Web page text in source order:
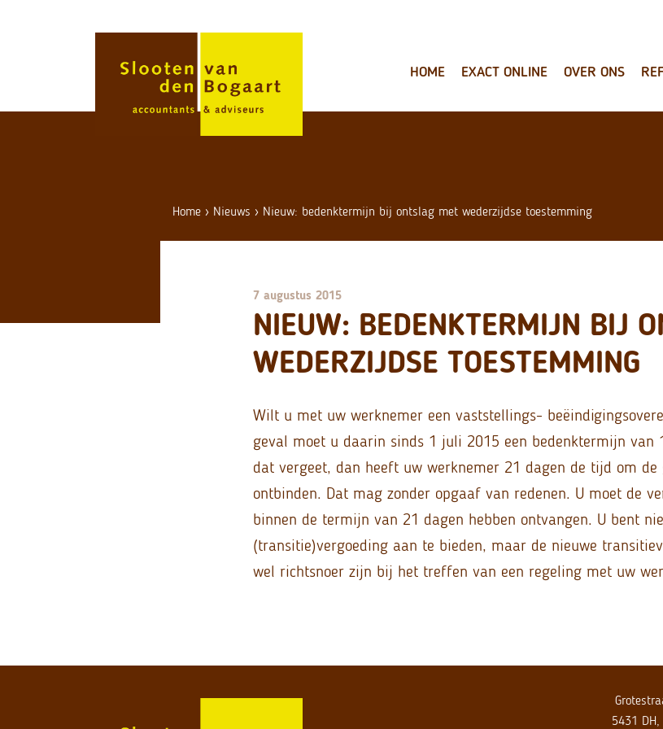
HOME EXACT ONLINE OVER ONS
Home › Nieuws › Nieuw: bedenktermijn bij ontslag met wederzijdse toestemming
7 augustus 2015
NIEUW: BEDENKTERMIJN BIJ
WEDERZIJDSE TOESTEMMING
Wilt u met uw werknemer een vaststellings-
geval moet u daarin sinds 1 juli 2015 een bedenktermijn van
dat vergeet, dan heeft uw werknemer 21 dagen de tijd om de
ontbinden. Dat mag zonder opgaaf van redenen. U moet de
binnen de termijn van 21 dagen hebben ontvangen. U bent
(transitie)vergoeding aan te bieden, maar de nieuwe
wel richtsnoer zijn bij het treffen van een regeling met uw
5431